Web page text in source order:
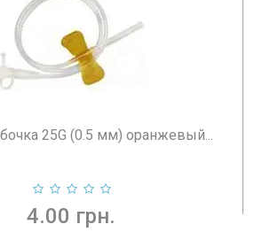
25G (0.5 мм) оранжевый...
4.00 грн.